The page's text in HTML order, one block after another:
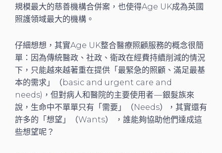
規模最大的慈善機構合併案，也使得Age UK成為英國
照護領域最大的機構。
仔細想想，其實Age UK整合醫療照顧服務的概念很簡
單：因為傳統醫政、社政、衛政在經費持續削減的情況
下，只能越來越著重在提供「最緊急的照顧、滿足最基
本的需求」（basic and urgent care and
needs)，但對病人和醫院的主要使用者 — 銀髮族來
說，生命中不單單只有「需要」（Needs），其實還有
許多的「想望」（Wants） ，誰能夠協助他們達成這
些想望呢？